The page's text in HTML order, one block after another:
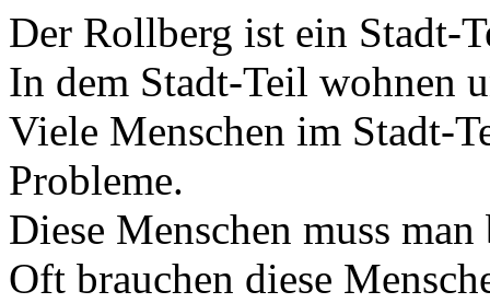
Der Rollberg ist ein
In dem Stadt-Teil wohnen
Viele Menschen im Stadt-
Probleme.
Diese Menschen muss man
Oft brauchen diese